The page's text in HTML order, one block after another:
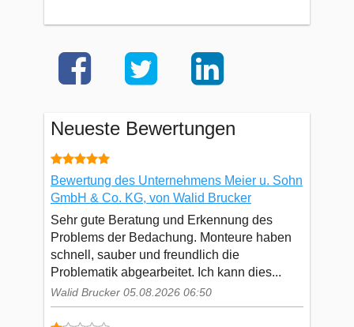
Neueste Bewertungen
Bewertung des Unternehmens Meier u. Sohn
GmbH & Co. KG, von Walid Brucker
Sehr gute Beratung und Erkennung des
Problems der Bedachung. Monteure haben
schnell, sauber und freundlich die
Problematik abgearbeitet. Ich kann dies...
Walid Brucker 05.08.2026 06:50